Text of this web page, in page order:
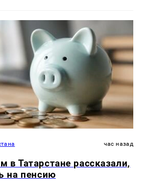
час назад
в Татарстане рассказали,
на пенсию